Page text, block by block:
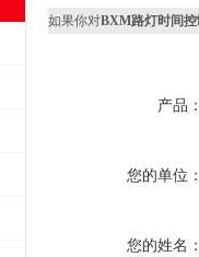
如果你对BXM路灯时间
产品
您的单位
您的姓名